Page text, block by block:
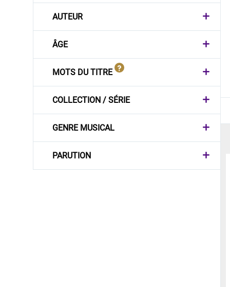
AUTEUR
ÂGE
MOTS DU TITRE
COLLECTION / SÉRIE
GENRE MUSICAL
PARUTION